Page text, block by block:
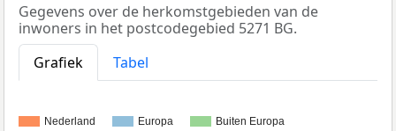
Gegevens over de herkomstgebieden van de
inwoners in het postcodegebied 5271 BG.
Grafiek
Tabel
Nederland Europa Buiten Europa